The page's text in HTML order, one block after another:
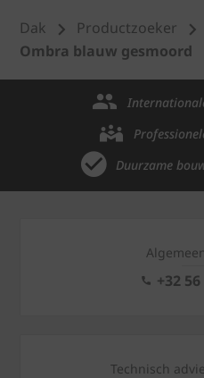
Dak Productzoeker
Ombra blauw gesmoord
Duurzame
+32
Technisch